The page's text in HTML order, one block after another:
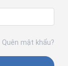
Quên mật khẩu?